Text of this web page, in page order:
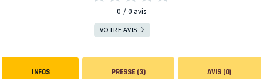
0 0 avis
VOTRE AVIS
INFOS PRESSE (3) AVIS (0)